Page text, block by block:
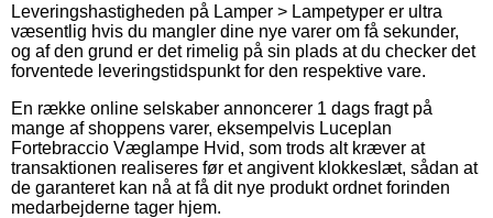
Leveringshastigheden på Lamper > Lampetyper er ultra
væsentlig hvis du mangler dine nye varer om få sekunder,
og af den grund er det rimelig på sin plads at du checker det
forventede leveringstidspunkt for den respektive vare.
En række online selskaber annoncerer 1 dags fragt på
mange af shoppens varer, eksempelvis Luceplan
Fortebraccio Væglampe Hvid, som trods alt kræver at
transaktionen realiseres før et angivent klokkeslæt, sådan at
de garanteret kan nå at få dit nye produkt ordnet forinden
medarbejderne tager hjem.